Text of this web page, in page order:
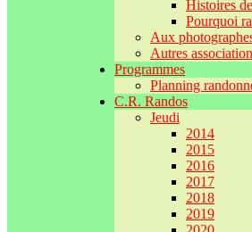
Histoires
Pourquoi
Aux
Autres
Programmes
Planning
C.R. Randos
Jeudi
2014
2015
2016
2017
2018
2019